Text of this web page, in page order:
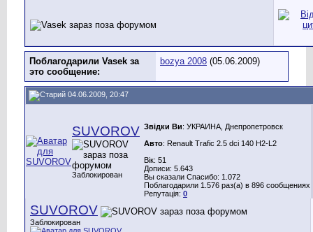
Поблагодарили Vasek за
это сообщение:
bozya 2008 (05.06.2009)
04.06.2009, 20:47
SUVOROV
Заблокирован
Звідки Ви: УКРАИНА, Днепропетровск
Авто: Renault Trafic 2.5 dci 140 H2-L2
Вік: 51
Дописи: 5.643
Вы сказали Спасибо: 1.072
Поблагодарили 1.576 раз(а) в 896 сообщениях
Репутація: 0
SUVOROV
Заблокирован